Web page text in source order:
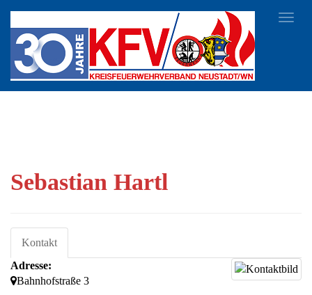
Sebastian Hartl
Kontakt
Adresse:
Bahnhofstraße 3